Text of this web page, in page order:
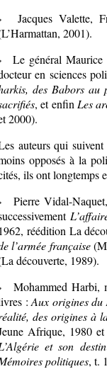
Jacques Valette,
2001).
Le général Maurice
en sciences
des Babors au
, et enfin Les
2000).
auteurs qui
opposés à la
ils ont longtemps
Pierre Vidal-
1962, réédition La
l’armée française
découverte, 1989).
Mohammed Harbi,
:Aux origines
des origines à
Afrique, 1980
et son
politiques, t.